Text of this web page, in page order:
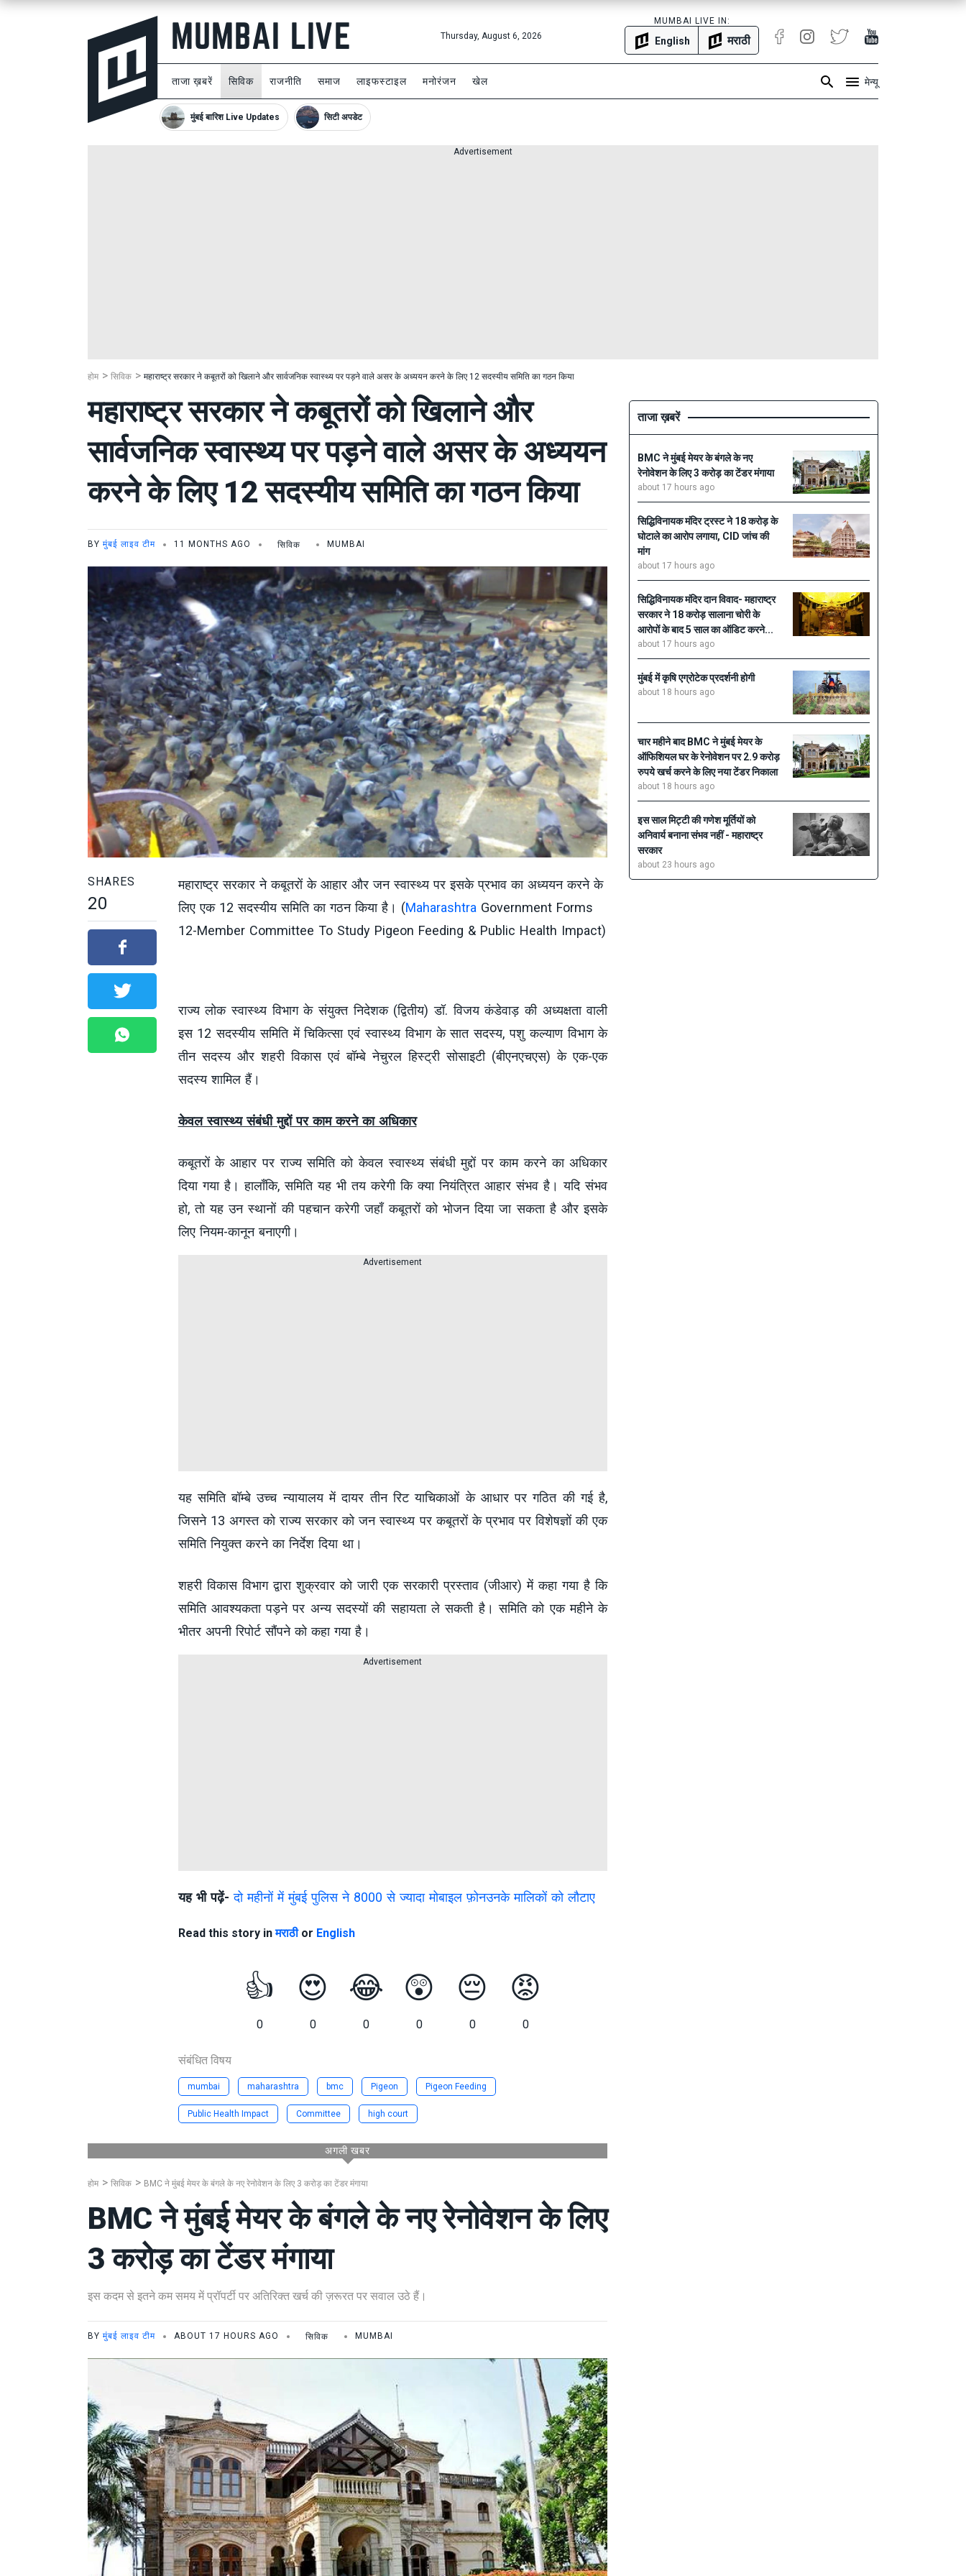
Thursday, August 6, 2026
MUMBAI LIVE IN:
English मराठी
ताजा ख़बरें सिविक राजनीति समाज लाइफस्टाइल मनोरंजन खेल मेन्यू
मुंबई बारिश Live Updates सिटी अपडेट
Advertisement
होम सिविक महाराष्ट्र सरकार ने कबूतरों को खिलाने और सार्वजनिक स्वास्थ्य पर पड़ने वाले असर के अध्ययन करने के लिए 12 सदस्यीय समिति का गठन किया
महाराष्ट्र सरकार ने कबूतरों को खिलाने और
सार्वजनिक स्वास्थ्य पर पड़ने वाले असर के अध्ययन
करने के लिए 12 सदस्यीय समिति का गठन किया
BY मुंबई लाइव टीम 11 MONTHS AGO सिविक MUMBAI
SHARES
20
महाराष्ट्र सरकार ने कबूतरों के आहार और जन स्वास्थ्य पर इसके प्रभाव का अध्ययन करने के
लिए एक 12 सदस्यीय समिति का गठन किया है। (Maharashtra Government Forms
12-Member Committee To Study Pigeon Feeding & Public Health Impact)
राज्य लोक स्वास्थ्य विभाग के संयुक्त निदेशक (द्वितीय) डॉ. विजय कंडेवाड़ की अध्यक्षता वाली
इस 12 सदस्यीय समिति में चिकित्सा एवं स्वास्थ्य विभाग के सात सदस्य, पशु कल्याण विभाग के
तीन सदस्य और शहरी विकास एवं बॉम्बे नेचुरल हिस्ट्री सोसाइटी (बीएनएचएस) के एक-एक
सदस्य शामिल हैं।
केवल स्वास्थ्य संबंधी मुद्दों पर काम करने का अधिकार
कबूतरों के आहार पर राज्य समिति को केवल स्वास्थ्य संबंधी मुद्दों पर काम करने का अधिकार
दिया गया है। हालाँकि, समिति यह भी तय करेगी कि क्या नियंत्रित आहार संभव है। यदि संभव
हो, तो यह उन स्थानों की पहचान करेगी जहाँ कबूतरों को भोजन दिया जा सकता है और इसके
लिए नियम-कानून बनाएगी।
Advertisement
यह समिति बॉम्बे उच्च न्यायालय में दायर तीन रिट याचिकाओं के आधार पर गठित की गई है,
जिसने 13 अगस्त को राज्य सरकार को जन स्वास्थ्य पर कबूतरों के प्रभाव पर विशेषज्ञों की एक
समिति नियुक्त करने का निर्देश दिया था।
शहरी विकास विभाग द्वारा शुक्रवार को जारी एक सरकारी प्रस्ताव (जीआर) में कहा गया है कि
समिति आवश्यकता पड़ने पर अन्य सदस्यों की सहायता ले सकती है। समिति को एक महीने के
भीतर अपनी रिपोर्ट सौंपने को कहा गया है।
Advertisement
यह भी पढ़ें- दो महीनों में मुंबई पुलिस ने 8000 से ज्यादा मोबाइल फ़ोनउनके मालिकों को लौटाए
Read this story inमराठीor English
👍
0
😍
0
😂
0
😲
0
😔
0
😡
0
संबंधित विषय
mumbai maharashtra bmc Pigeon Pigeon Feeding
Public Health Impact Committee high court
अगली खबर
होम सिविक BMC ने मुंबई मेयर के बंगले के नए रेनोवेशन के लिए 3 करोड़ का टेंडर मंगाया
BMC ने मुंबई मेयर के बंगले के नए रेनोवेशन के लिए
3 करोड़ का टेंडर मंगाया
इस कदम से इतने कम समय में प्रॉपर्टी पर अतिरिक्त खर्च की ज़रूरत पर सवाल उठे हैं।
BY मुंबई लाइव टीम ABOUT 17 HOURS AGO सिविक MUMBAI
ताजा ख़बरें
BMC ने मुंबई मेयर के बंगले के नए
रेनोवेशन के लिए 3 करोड़ का टेंडर मंगाया
about 17 hours ago
सिद्धिविनायक मंदिर ट्रस्ट ने 18 करोड़ के
घोटाले का आरोप लगाया, CID जांच की
मांग
about 17 hours ago
सिद्धिविनायक मंदिर दान विवाद- महाराष्ट्र
सरकार ने 18 करोड़ सालाना चोरी के
आरोपों के बाद 5 साल का ऑडिट करने...
about 17 hours ago
मुंबई में कृषि एग्रोटेक प्रदर्शनी होगी
about 18 hours ago
चार महीने बाद BMC ने मुंबई मेयर के
ऑफिशियल घर के रेनोवेशन पर 2.9 करोड़
रुपये खर्च करने के लिए नया टेंडर निकाला
about 18 hours ago
इस साल मिट्टी की गणेश मूर्तियों को
अनिवार्य बनाना संभव नहीं - महाराष्ट्र
सरकार
about 23 hours ago